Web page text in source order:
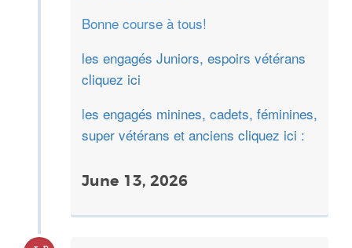
Bonne course à tous!
les engagés Juniors, espoirs vétérans
cliquez ici
les engagés minines, cadets, féminines,
super vétérans et anciens cliquez ici :
June 13, 2026